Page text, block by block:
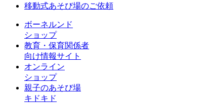
移動式あそび場のご依頼
ボーネルンド
ショップ
教育・保育関係者
向け情報サイト
オンライン
ショップ
親子のあそび場
キドキド